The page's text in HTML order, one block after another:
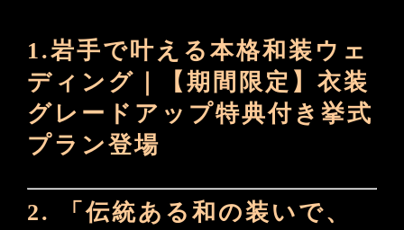
1.岩手で叶える本格和装ウェ
ディング｜【期間限定】衣装
グレードアップ特典付き挙式
プラン登場
2.
「伝統ある和の装いで、